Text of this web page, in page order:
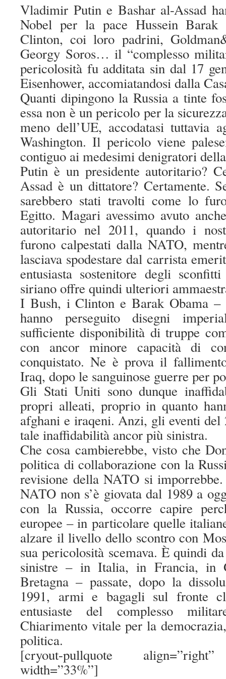
Vladimir Putin e Bashar al-Assad
Nobel per la pace Hussein
Clinton, coi loro padrini,
Georgy Soros… il “complesso
pericolosità fu additata sin dal 17
Eisenhower, accomiatandosi dalla
Quanti dipingono la Russia a tinte
essa non è un pericolo per la
meno dell’UE, accodatasi tuttavia
Washington. Il pericolo viene
contiguo ai medesimi denigratori
Putin è un presidente autoritario?
Assad è un dittatore? Certamente.
sarebbero stati travolti come lo
Egitto. Magari avessimo avuto
autoritario nel 2011, quando i
furono calpestati dalla NATO,
lasciava spodestare dal carrista
entusiasta sostenitore degli
siriano offre quindi ulteriori
I Bush, i Clinton e Barak Obama –
hanno perseguito disegni
sufficiente disponibilità di truppe
con ancor minore capacità di
conquistato. Ne è prova il
Iraq, dopo le sanguinose guerre per
Gli Stati Uniti sono dunque
propri alleati, proprio in quanto
afghani e iraqeni. Anzi, gli eventi
tale inaffidabilità ancor più sinistra.
Che cosa cambierebbe, visto che
politica di collaborazione con la
revisione della NATO si
NATO non s’è giovata dal 1989 a
con la Russia, occorre capire
europee – in particolare quelle
alzare il livello dello scontro con
sua pericolosità scemava. È quindi
sinistre – in Italia, in Francia, in
Bretagna – passate, dopo la
1991, armi e bagagli sul fronte
entusiaste del complesso
Chiarimento vitale per la
politica.
[cryout-pullquote
width=”33%”]